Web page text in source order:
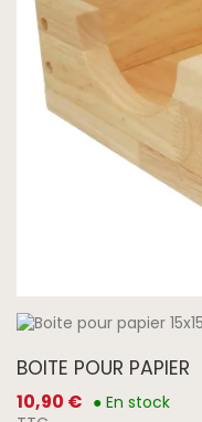
BOITE POUR PAPIER
10,90 € ● En stock